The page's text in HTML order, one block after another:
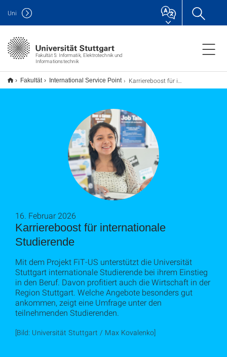
Fakultät 5: Informatik, Elektrotechnik und
Informationstechnik
Uni
Fakultät International Service Point Karriereboost für internationale Studierende
Karriereboost für internationale
Studierende
16. Februar 2026
Mit dem Projekt FiT-US unterstützt die Universität
Stuttgart internationale Studierende bei ihrem Einstieg
in den Beruf. Davon profitiert auch die Wirtschaft in der
Region Stuttgart. Welche Angebote besonders gut
ankommen, zeigt eine Umfrage unter den
teilnehmenden Studierenden.
[Bild: Universität Stuttgart / Max Kovalenko]